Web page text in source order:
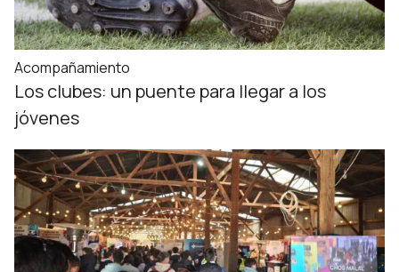
Acompañamiento
Los clubes: un puente para llegar a los
jóvenes